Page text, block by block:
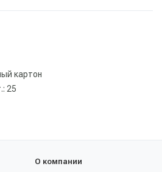
картон
25
О компании